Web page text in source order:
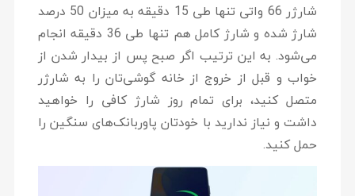
شارژر 66 واتی تنها طی 15 دقیقه به میزان 50 درصد
شارژ شده و شارژ کامل هم تنها طی 36 دقیقه انجام
می‌شود. به این ترتیب اگر صبح پس از بیدار شدن از
خواب و قبل از خروج از خانه گوشی‌تان را به شارژر
متصل کنید، برای تمام روز شارژ کافی را خواهید
داشت و نیاز ندارید با خودتان پاوربانک‌های سنگین را
حمل کنید.